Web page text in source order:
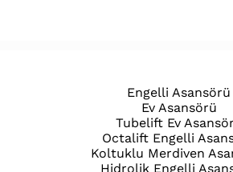
Engelli Asansörü
Ev Asansörü
Tubelift Ev
Octalift Engelli
Koltuklu Merdiven
Hidrolik Engelli